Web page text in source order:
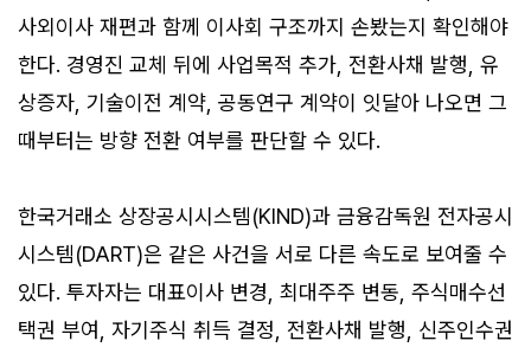
사외이사 재편과 함께 이사회 구조까지 손봤는지 확인해야
한다. 경영진 교체 뒤에 사업목적 추가, 전환사채 발행, 유
상증자, 기술이전 계약, 공동연구 계약이 잇달아 나오면 그
때부터는 방향 전환 여부를 판단할 수 있다.
한국거래소 상장공시시스템(KIND)과 금융감독원 전자공시
시스템(DART)은 같은 사건을 서로 다른 속도로 보여줄 수
있다. 투자자는 대표이사 변경, 최대주주 변동, 주식매수선
택권 부여, 자기주식 취득 결정, 전환사채 발행, 신주인수권